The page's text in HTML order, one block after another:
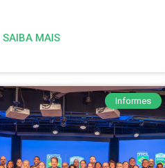
SAIBA MAIS
Informes